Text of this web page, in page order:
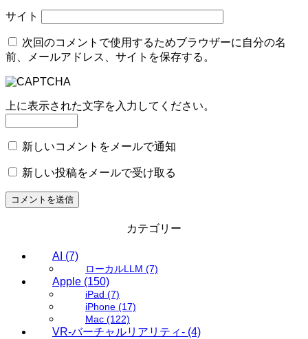
サイト
次回のコメントで使用するためブラウザーに自分の名
前、メールアドレス、サイトを保存する。
上に表示された文字を入力してください。
新しいコメントをメールで通知
新しい投稿をメールで受け取る
カテゴリー
AI (7)
ローカルLLM (7)
Apple (150)
iPad (7)
iPhone (17)
Mac (122)
VR-バーチャルリアリティ- (4)